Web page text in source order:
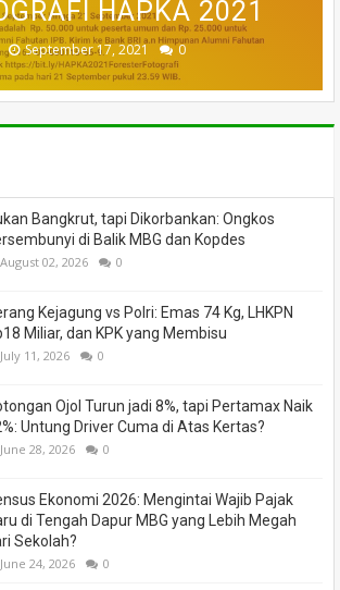
HUTAN
June 13, 2024 0
HAPKA 2021
September 17, 2021 0
PERTANIAN BOGOR
February 01, 2021 0
SOSIAL
August 06, 2020 0
LESTARI
July 27, 2020 0
DAYA ALAM
July 02, 2020 0
KARHUTLA
June 18, 2020 0
GAMBUT
June 16, 2020 0
Bangkrut, tapi Dikorbankan: Ongkos
di Balik MBG dan Kopdes
August 02, 2026 0
Kejagung vs Polri: Emas 74 Kg, LHKPN
Miliar, dan KPK yang Membisu
July 11, 2026 0
Ojol Turun jadi 8%, tapi Pertamax Naik
Untung Driver Cuma di Atas Kertas?
June 28, 2026 0
Ekonomi 2026: Mengintai Wajib Pajak
di Tengah Dapur MBG yang Lebih Megah
Sekolah?
June 24, 2026 0